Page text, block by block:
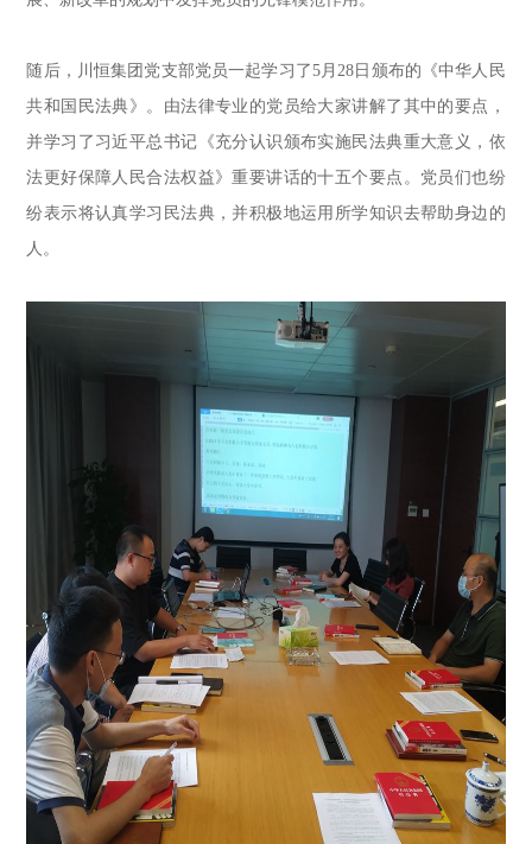
随后，川恒集团党支部党员一起学习了5月28日颁布的《中华人民
共和国民法典》 。 由法律专业的党员给大家讲解了其中的要点，
并学习了习近平总书记《充分认识颁布实施民法典重大意义，依
法更好保障人民合法权益》重要讲话的十五个要点。党员们也纷
纷表示将认真学习民法典，并积极地运用所学知识去帮助身边的
人。